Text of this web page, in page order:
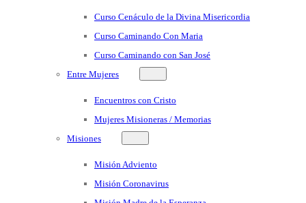
Curso Cenáculo de la Divina Misericordia
Curso Caminando Con Maria
Curso Caminando con San José
Entre Mujeres
Encuentros con Cristo
Mujeres Misioneras / Memorias
Misiones
Misión Adviento
Misión Coronavirus